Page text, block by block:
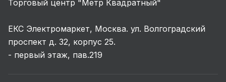
Торговый центр "Метр Квадратный"
ЕКС Электромаркет, Москва. ул. Волгоградский
проспект д. 32, корпус 25.
- первый этаж, пав.219